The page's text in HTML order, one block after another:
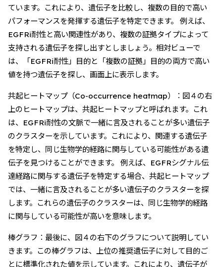
ています。これにより、遺伝子を比較し、複数の目的で高い
パフォーマンスを発揮する遺伝子を特定できます。 例えば、
EGFRi耐性と高い関連性があり、複数の証拠タイプによって
支持される遺伝子を探し出すとしましょう。相対ビューで
は、「EGFRi耐性」目的と「複数の証拠」目的の両方で高い
値を持つ遺伝子を探し、画面上に表示します。
共起ヒートマップ（Co-occurrence heatmap）：図４の右
上のヒートマップは、共起ヒートマップと呼ばれます。これ
は、EGFRi耐性の文脈で一緒に言及されることが多い遺伝子
のクラスターを示しています。これにより、関連する遺伝子
を特定し、同じ生物学的経路に関与している可能性がある遺
伝子を見つけることができます。 例えば、EGFRシグナル伝
達経路に関与する遺伝子を特定する場合、共起ヒートマップ
では、一緒に言及されることが多い遺伝子のクラスターを探
します。これらの遺伝子のクラスターは、同じ生物学的経路
に関与している可能性が高いを意味します。
棒グラフ：最後に、図４の右下のグラフについて説明してい
きます。この棒グラフは、上位の推奨遺伝子に対して目的ご
とに標準化された値を示しています。これにより、遺伝子が